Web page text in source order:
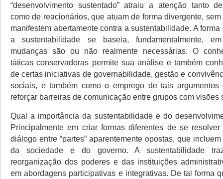
“desenvolvimento sustentado” atraiu a atenção tanto
como de reacionários, que atuam de forma divergente,
manifestem abertamente contra a sustentabilidade. A
a sustentabilidade se baseia, fundamentalmente,
mudanças são ou não realmente necessárias. O
táticas conservadoras permite sua análise e também
de certas iniciativas de governabilidade, gestão e
sociais, e também como o emprego de tais argumentos
reforçar barreiras de comunicação entre grupos com visões
Qual a importância da sustentabilidade e do
Principalmente em criar formas diferentes de se
diálogo entre “partes” aparentemente opostas, que
da sociedade e do governo. A sustentabilidade
reorganização dos poderes e das instituições
em abordagens participativas e integrativas. De tal forma